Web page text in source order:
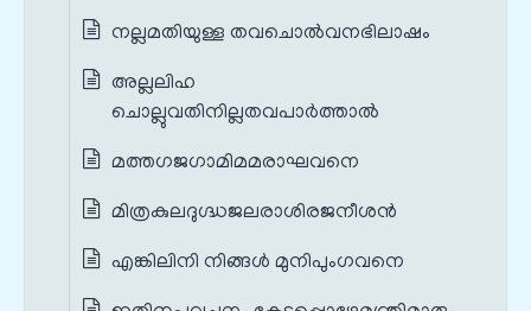
നല്ലമതിയുള്ള തവചൊല്‍വനഭിലാഷം
അല്ലലിഹ
ചൊല്ലുവതിനില്ലതവപാര്‍ത്താല്‍
മത്തഗജഗാമിമമരാഘവനെ
മിത്രകുലദുഗ്ദ്ധജലരാശിരജനീശന്‍
എങ്കിലിനി നിങ്ങള്‍ മുനിപുംഗവനെ